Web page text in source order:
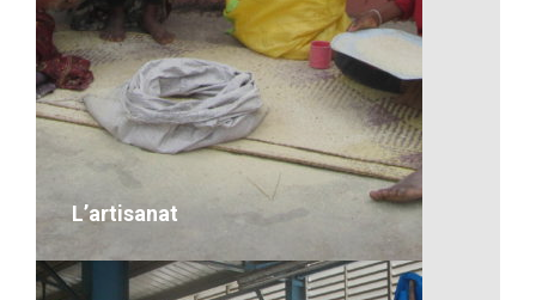
Artisanat-Dans la construction
L’artisanat